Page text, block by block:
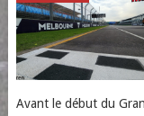
Avant le début du